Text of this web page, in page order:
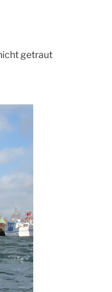
getraut